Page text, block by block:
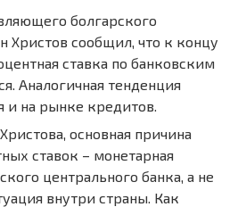
болгарского
Христов сообщил, что к концу
ставка по банковским
Аналогичная тенденция
и на рынке кредитов.
основная причина
ставок – монетарная
центрального банка, а не
внутри страны. Как